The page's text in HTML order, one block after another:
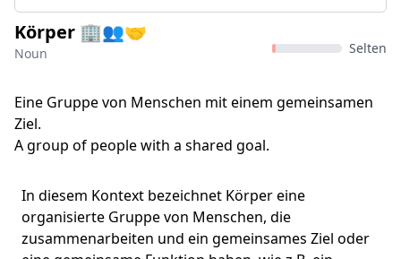
Körper 🏢👥🤝
Noun Selten
Eine Gruppe von Menschen mit einem gemeinsamen
Ziel.
A group of people with a shared goal.
In diesem Kontext bezeichnet Körper eine
organisierte Gruppe von Menschen, die
zusammenarbeiten und ein gemeinsames Ziel oder